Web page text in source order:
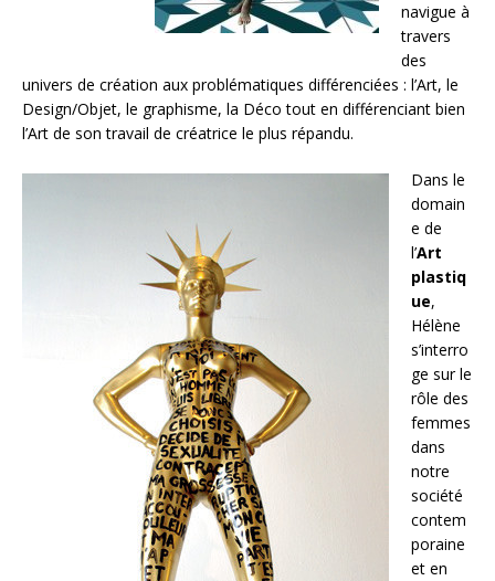
navigue à
travers
des
univers de création aux problématiques différenciées : l’Art, le
Design/Objet, le graphisme, la Déco tout en différenciant bien
l’Art de son travail de créatrice le plus répandu.
Dans le
domain
e de
l’Art
plastiq
ue,
Hélène
s’interro
ge sur le
rôle des
femmes
dans
notre
société
contem
poraine
et en